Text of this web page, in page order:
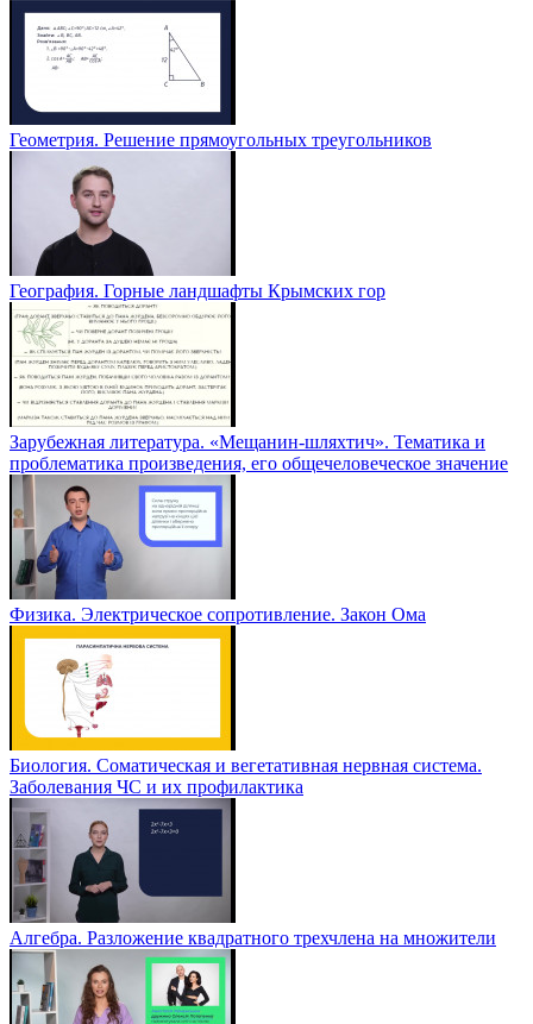
Геометрия. Решение прямоугольных треугольников
География. Горные ландшафты Крымских гор
Зарубежная литература. «Мещанин-шляхтич». Тематика и
проблематика произведения, его общечеловеческое значение
Физика. Электрическое сопротивление. Закон Ома
Биология. Соматическая и вегетативная нервная система.
Заболевания ЧС и их профилактика
Алгебра. Разложение квадратного трехчлена на множители